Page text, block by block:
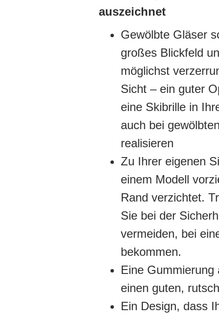
auszeichnet
Gewölbte Gläser
großes Blickfeld
möglichst
Sicht – ein guter
eine Skibrille in
auch bei
realisieren
Zu Ihrer eigenen
einem Modell
Rand verzichtet.
Sie bei der
vermeiden, bei
bekommen.
Eine
einen guten,
Ein Design, dass